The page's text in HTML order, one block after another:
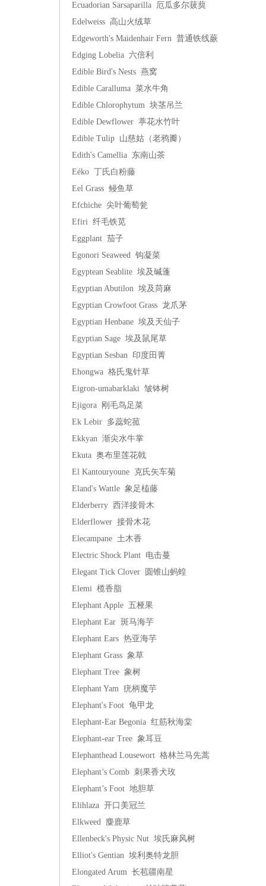
Ecuadorian Sarsaparilla 厄瓜多尔菝葜
Edelweiss 高山火绒草
Edgeworth's Maidenhair Fern 普通铁线蕨
Edging Lobelia 六倍利
Edible Bird's Nests 燕窝
Edible Caralluma 菜水牛角
Edible Chlorophytum 块茎吊兰
Edible Dewflower 葶花水竹叶
Edible Tulip 山慈姑（老鸦瓣）
Edith's Camellia 东南山茶
Eéko 丁氏白粉藤
Eel Grass 鳗鱼草
Efchiche 尖叶葡萄瓮
Efiri 纤毛铁苋
Eggplant 茄子
Egonori Seaweed 钩凝菜
Egyptean Seablite 埃及碱蓬
Egyptian Abutilon 埃及苘麻
Egyptian Crowfoot Grass 龙爪茅
Egyptian Henbane 埃及天仙子
Egyptian Sage 埃及鼠尾草
Egyptian Sesban 印度田菁
Ehongwa 格氏鬼针草
Eigron-umabarklaki 皱钵树
Ejigora 刚毛鸟足菜
Ek Lebir 多蕊蛇菰
Ekkyan 渐尖水牛掌
Ekuta 奥布里莲花戟
El Kantouryoune 克氏矢车菊
Eland's Wattle 象足榼藤
Elderberry 西洋接骨木
Elderflower 接骨木花
Elecampane 土木香
Electric Shock Plant 电击蔓
Elegant Tick Clover 圆锥山蚂蝗
Elemi 榄香脂
Elephant Apple 五桠果
Elephant Ear 斑马海芋
Elephant Ears 热亚海芋
Elephant Grass 象草
Elephant Tree 象树
Elephant Yam 疣柄魔芋
Elephant's Foot 龟甲龙
Elephant-Ear Begonia 红筋秋海棠
Elephant-ear Tree 象耳豆
Elephanthead Lousewort 格林兰马先蒿
Elephant’s Comb 刺果香犬玫
Elephant’s Foot 地胆草
Elihlaza 开口美冠兰
Elkweed 麋鹿草
Ellenbeck's Physic Nut 埃氏麻风树
Elliot's Gentian 埃利奥特龙胆
Elongated Arum 长苞疆南星